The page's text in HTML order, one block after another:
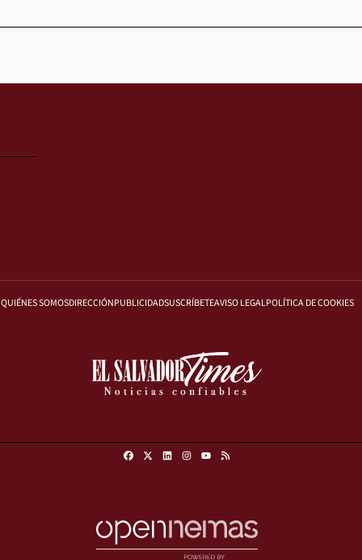
QUIÉNES SOMOSDIRECCIÓNPUBLICIDADSUSCRÍBETEAVISO LEGALPOLÍTICA DE COOKIES
FacebookLinkedinInstagram